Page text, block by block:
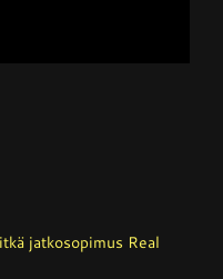
jatkosopimus Real